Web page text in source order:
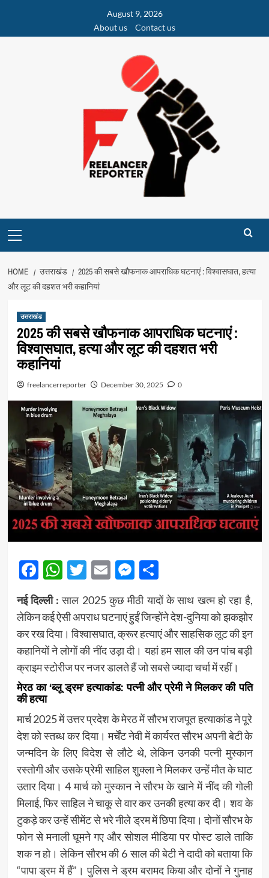
content
August 9, 2026
About us
Contact us
Menu
HOME उत्तराखंड
2025 की सबसे खौफनाक आपराधिक घटनाएं : विश्वासघात, हत्या
और लूट की दहशत भरी कहानियां
उत्तराखंड
2025 की सबसे खौफनाक आपराधिक घटनाएं :
विश्वासघात, हत्या और लूट की दहशत भरी
कहानियां
freelancerreporter December 30, 2025 0
Facebook
WhatsApp
Twitter
EmailMessenger
Share
नई दिल्ली :साल 2025 कुछ मीठी यादों के साथ खत्म हो रहा है,
लेकिन कई ऐसी अपराध घटनाएं हुईं जिन्होंने देश-दुनिया को झकझोर
कर रख दिया। विश्वासघात, क्रूर हत्याएं और साहसिक लूट की इन
कहानियों ने लोगों की नींद उड़ा दी। यहां हम साल की उन पांच बड़ी
क्राइम स्टोरीज पर नजर डालते हैं जो सबसे ज्यादा चर्चा में रहीं।
मेरठ का ‘ब्लू ड्रम’ हत्याकांड: पत्नी और प्रेमी ने मिलकर की पति
की हत्या
मार्च 2025 में उत्तर प्रदेश के मेरठ में सौरभ राजपूत हत्याकांड ने पूरे
देश को स्तब्ध कर दिया। मर्चेंट नेवी में कार्यरत सौरभ अपनी बेटी के
जन्मदिन के लिए विदेश से लौटे थे, लेकिन उनकी पत्नी मुस्कान
रस्तोगी और उसके प्रेमी साहिल शुक्ला ने मिलकर उन्हें मौत के घाट
उतार दिया। 4 मार्च को मुस्कान ने सौरभ के खाने में नींद की गोली
मिलाई, फिर साहिल ने चाकू से वार कर उनकी हत्या कर दी। शव के
टुकड़े कर उन्हें सीमेंट से भरे नीले ड्रम में छिपा दिया। दोनों सौरभ के
फोन से मनाली घूमने गए और सोशल मीडिया पर पोस्ट डाले ताकि
शक न हो। लेकिन सौरभ की 6 साल की बेटी ने दादी को बताया कि
“पापा ड्रम में हैं”। पुलिस ने ड्रम बरामद किया और दोनों ने गुनाह